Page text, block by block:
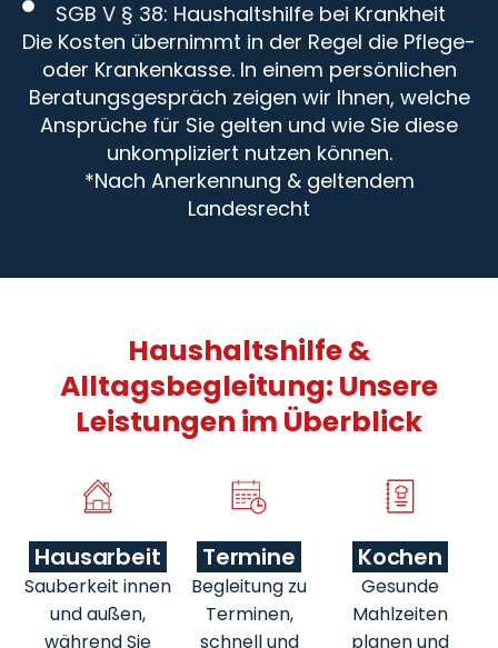
SGB V § 38: Haushaltshilfe bei Krankheit
Die Kosten übernimmt in der Regel die Pflege-
oder Krankenkasse. In einem persönlichen
Beratungsgespräch zeigen wir Ihnen, welche
Ansprüche für Sie gelten und wie Sie diese
unkompliziert nutzen können.
*Nach Anerkennung & geltendem
Landesrecht
Haushaltshilfe &
Alltagsbegleitung: Unsere
Leistungen im Überblick
Hausarbeit
Sauberkeit innen
und außen,
während Sie
Termine
Begleitung zu
Terminen,
schnell und
Kochen
Gesunde
Mahlzeiten
planen und